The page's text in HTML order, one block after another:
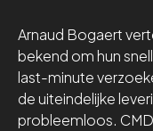
Arnaud Bogaert
bekend om hun
last-minute
de uiteindelijke
probleemloos.